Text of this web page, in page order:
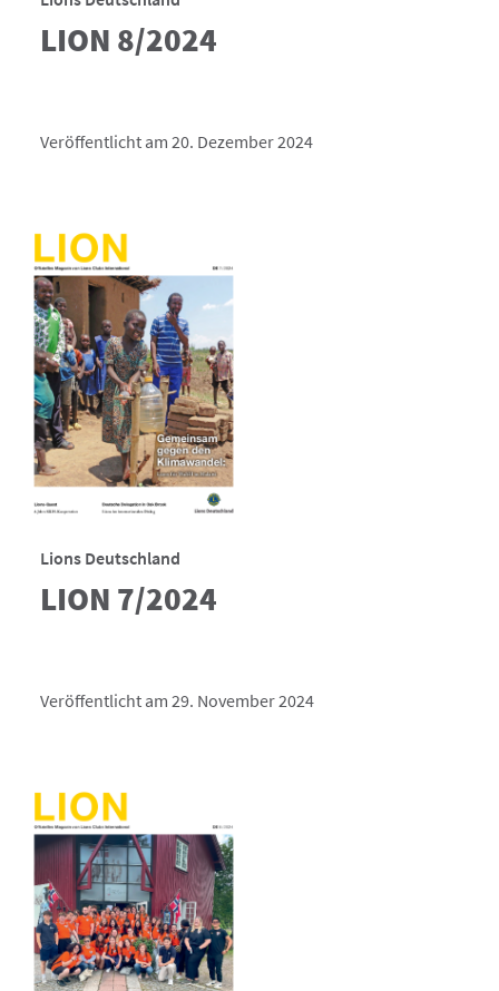
LION 8/2024
Veröffentlicht am 20. Dezember 2024
Lions Deutschland
LION 7/2024
Veröffentlicht am 29. November 2024